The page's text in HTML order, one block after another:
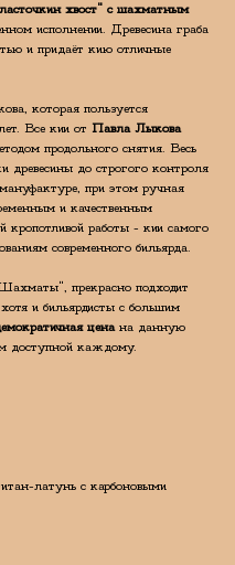
хвост" с шахматным
исполнении. Древесина граба
и придаёт кию отличные
которая пользуется
Все кии от Павла Лыкова
продольного снятия. Весь
древесины до строгого контроля
при этом ручная
и качественным
кропотливой работы - кии самого
современного бильярда.
прекрасно подходит
и бильярдисты с большим
ценана данную
доступной каждому.
латунь с карбоновыми